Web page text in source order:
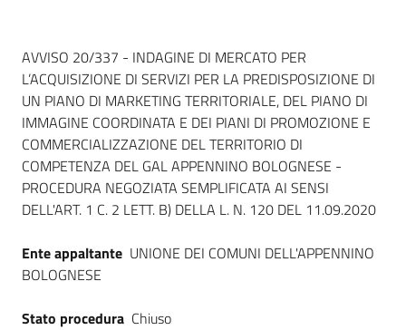
Seguici
su
Dati del bando
AVVISO 20/337 - INDAGINE DI MERCATO PER
L’ACQUISIZIONE DI SERVIZI PER LA PREDISPOSIZIONE DI
UN PIANO DI MARKETING TERRITORIALE, DEL PIANO DI
IMMAGINE COORDINATA E DEI PIANI DI PROMOZIONE E
COMMERCIALIZZAZIONE DEL TERRITORIO DI
COMPETENZA DEL GAL APPENNINO BOLOGNESE -
PROCEDURA NEGOZIATA SEMPLIFICATA AI SENSI
DELL'ART. 1 C. 2 LETT. B) DELLA L. N. 120 DEL 11.09.2020
Ente appaltante UNIONE DEI COMUNI DELL'APPENNINO
BOLOGNESE
Stato procedura Chiuso